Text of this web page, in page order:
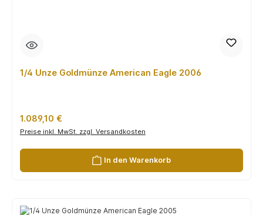
1/4 Unze Goldmünze American Eagle 2006
Regulärer Preis:
1.089,10 €
Preise inkl. MwSt. zzgl. Versandkosten
In den Warenkorb